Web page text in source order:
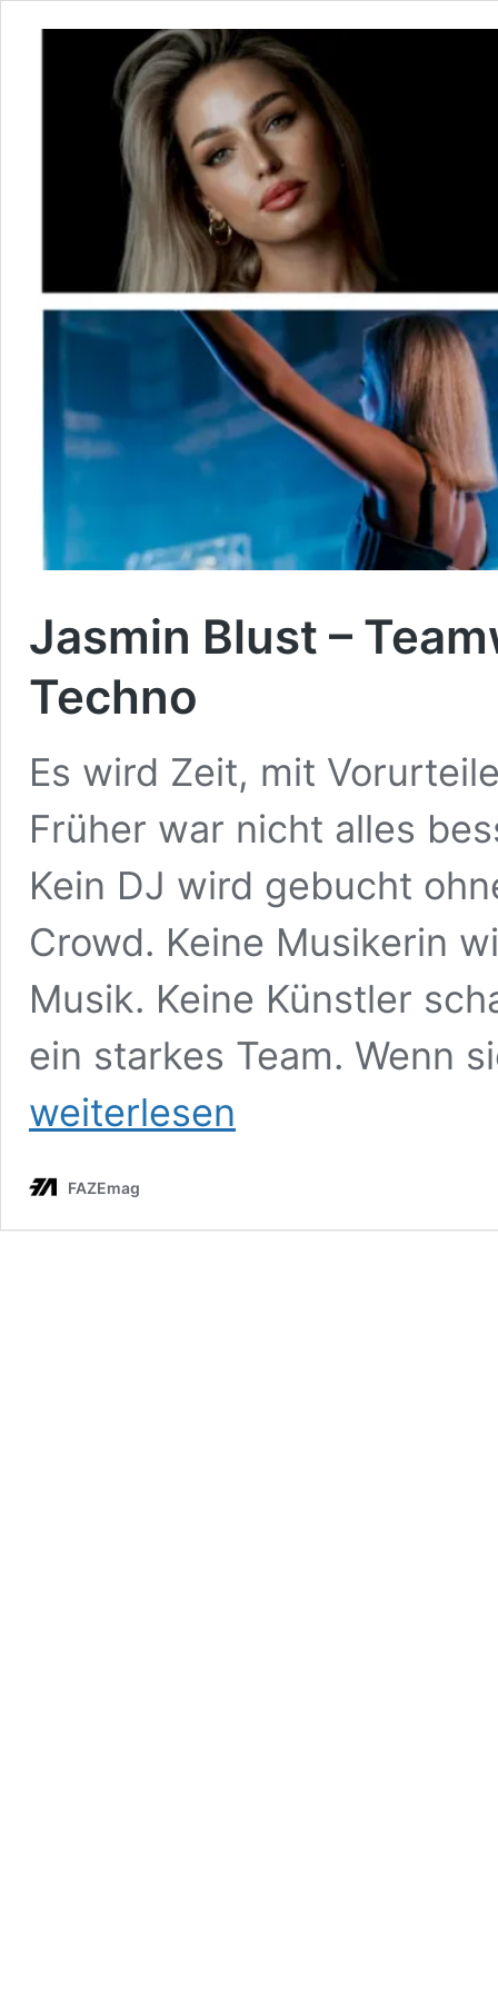
Jasmin Blust –
Techno
Es wird Zeit, mit
Früher war nicht alles
Kein DJ wird gebucht
Crowd. Keine Musikerin
Musik. Keine Künstler
ein starkes Team. Wenn
Blust
und
Techno
weiterlesen
FAZEmag